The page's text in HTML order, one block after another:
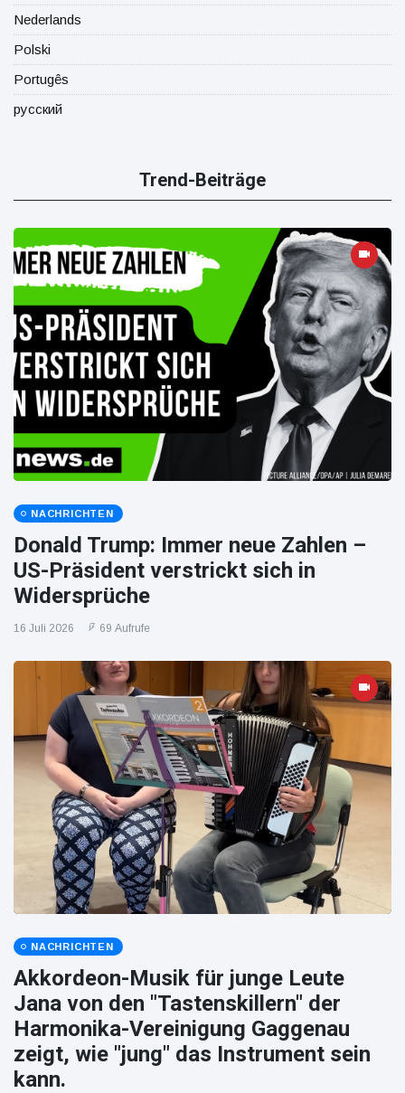
Nederlands
Polski
Portugês
русский
Trend-Beiträge
NACHRICHTEN
Donald Trump: Immer neue Zahlen –
US-Präsident verstrickt sich in
Widersprüche
16 Juli 2026 69 Aufrufe
NACHRICHTEN
Akkordeon-Musik für junge Leute
Jana von den "Tastenskillern" der
Harmonika-Vereinigung Gaggenau
zeigt, wie "jung" das Instrument sein
kann.